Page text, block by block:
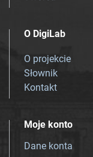
O DigiLab
O projekcie
Słownik
Kontakt
Moje konto
Dane konta